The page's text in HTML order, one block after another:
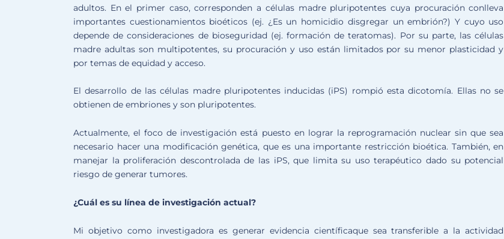
adultos. En el primer caso, corresponden a células madre pluripotentes cuya procuración conlleva
importantes cuestionamientos bioéticos (ej. ¿Es un homicidio disgregar un embrión?) Y cuyo uso
depende de consideraciones de bioseguridad (ej. formación de teratomas). Por su parte, las células
madre adultas son multipotentes, su procuración y uso están limitados por su menor plasticidad y
por temas de equidad y acceso.
El desarrollo de las células madre pluripotentes inducidas (iPS) rompió esta dicotomía. Ellas no se
obtienen de embriones y son pluripotentes.
Actualmente, el foco de investigación está puesto en lograr la reprogramación nuclear sin que sea
necesario hacer una modificación genética, que es una importante restricción bioética. También, en
manejar la proliferación descontrolada de las iPS, que limita su uso terapéutico dado su potencial
riesgo de generar tumores.
¿Cuál es su línea de investigación actual?
Mi objetivo como investigadora es generar evidencia científicaque sea transferible a la actividad